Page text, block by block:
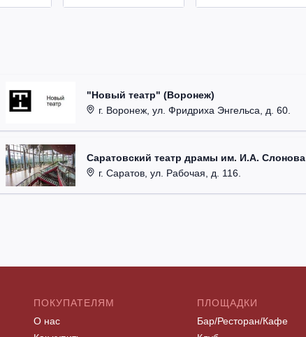
"Новый театр" (Воронеж)
г. Воронеж, ул. Фридриха Энгельса, д. 60.
Саратовский театр драмы им. И.А. Слонова
г. Саратов, ул. Рабочая, д. 116.
ПОКУПАТЕЛЯМ
О нас
ПЛОЩАДКИ
Бар/Ресторан/Кафе